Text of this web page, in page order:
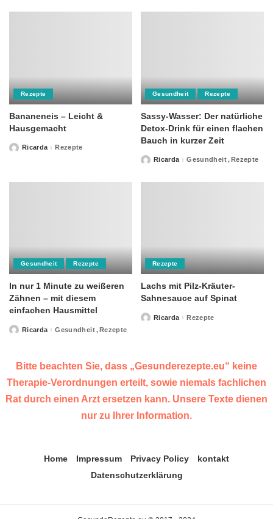
Rezepte
Bananeneis – Leicht &
Hausgemacht
PostedRicarda Rezepte
Gesundheit Rezepte
Sassy-Wasser: Der natürliche
Detox-Drink für einen flachen
Bauch in kurzer Zeit
PostedRicarda Gesundheit Rezepte
Gesundheit Rezepte
In nur 1 Minute zu weißeren
Zähnen – mit diesem
einfachen Hausmittel
PostedRicarda Gesundheit Rezepte
Rezepte
Lachs mit Pilz-Kräuter-
Sahnesauce auf Spinat
PostedRicarda Rezepte
Bitte beachten Sie, dass „Gesunderezepte.eu“ keine
Therapie-Verordnungen erteilt, sowie niemals fachlichen
Rat durch einen Arzt ersetzen kann. Unsere Texte dienen
nur zu Ihrer Information.
Home Impressum Privacy Policy
kontakt
Datenschutzerklärung